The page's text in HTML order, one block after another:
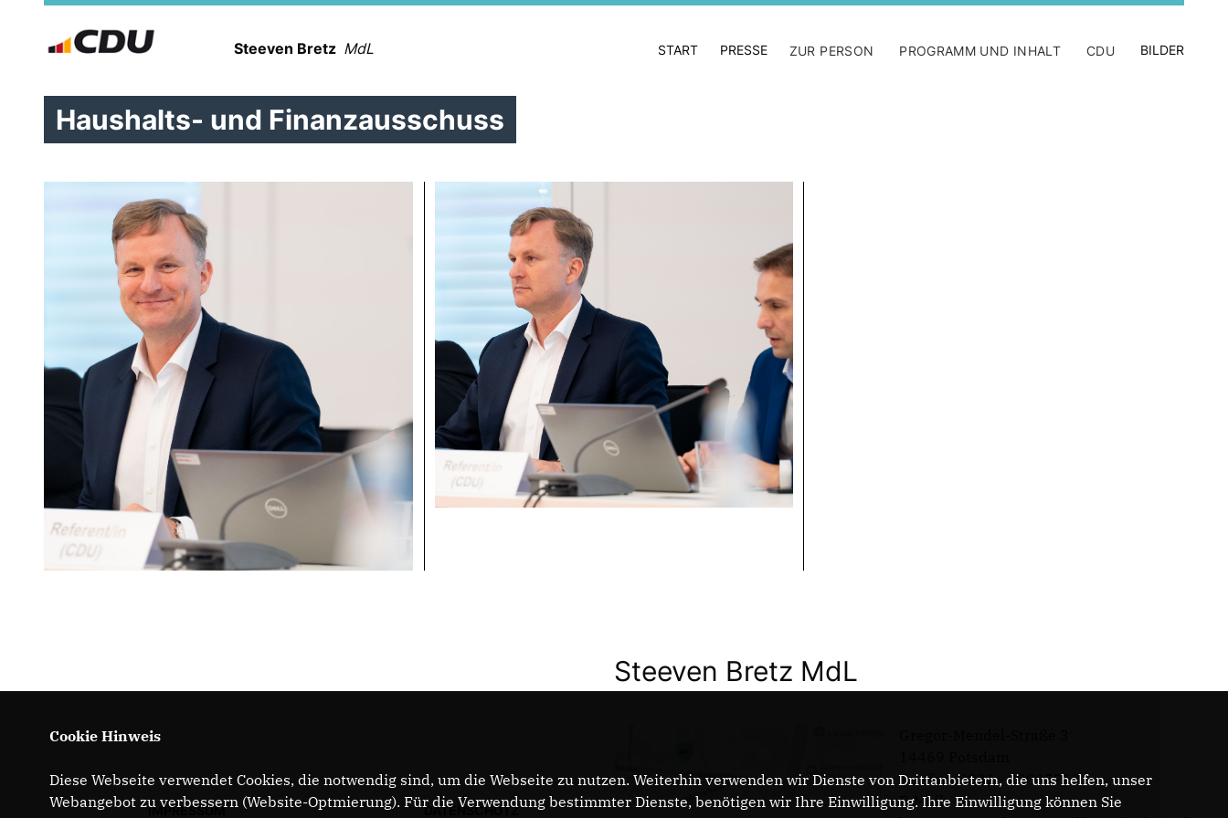
Steeven Bretz MdL START PRESSE ZUR PERSON PROGRAMM UND INHALT CDU BILDER
Haushalts- und Finanzausschuss
IMPRESSUM DATENSCHUTZ
Steeven Bretz MdL
Telefon: 0331 - 20085713
E-Mail:
Cookie Hinweis
Diese Webseite verwendet Cookies, die notwendig sind, um die Webseite zu nutzen. Weiterhin verwenden wir Dienste von Drittanbietern, die uns helfen, unser
Webangebot zu verbessern (Website-Optmierung). Für die Verwendung bestimmter Dienste, benötigen wir Ihre Einwilligung. Ihre Einwilligung können Sie